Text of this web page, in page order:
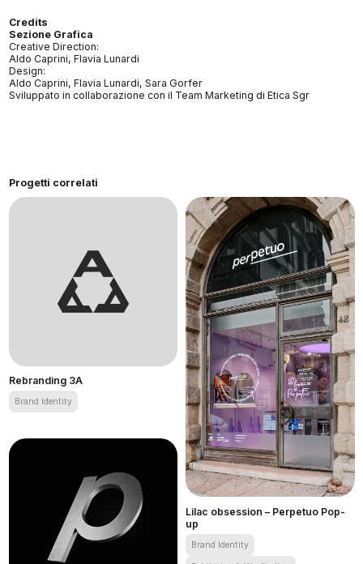
Credits
Sezione Grafica
Creative Direction:
Aldo Caprini, Flavia Lunardi
Design:
Aldo Caprini, Flavia Lunardi, Sara Gorfer
Sviluppato in collaborazione con il Team Marketing di Etica Sgr
Progetti correlati
Rebranding 3A
Brand Identity
Lilac obsession – Perpetuo Pop-
up
Brand Identity